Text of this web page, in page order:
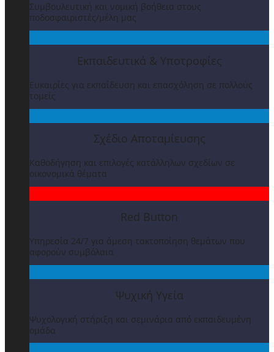
Συμβουλευτική και νομική βοήθεια στους
ποδοσφαιριστές/μέλη μας
Εκπαιδευτικά & Υποτροφίες
Ευκαιρίες για εκπαίδευση και επασχόληση σε πολλούς
τομείς
Σχέδιο Αποταμίευσης
Καθοδήγηση και επιλογές κατάλληλων σχεδίων σε
οικονομικά θέματα
Red Button
Υπηρεσία 24/7 για άμεση τακτοποίηση θεμάτων που
αφορούν συμβόλαια
Ψυχική Υγεία
Ψυχολογική στήριξη και σεμινάρια από εκπαιδευμένη
ομάδα